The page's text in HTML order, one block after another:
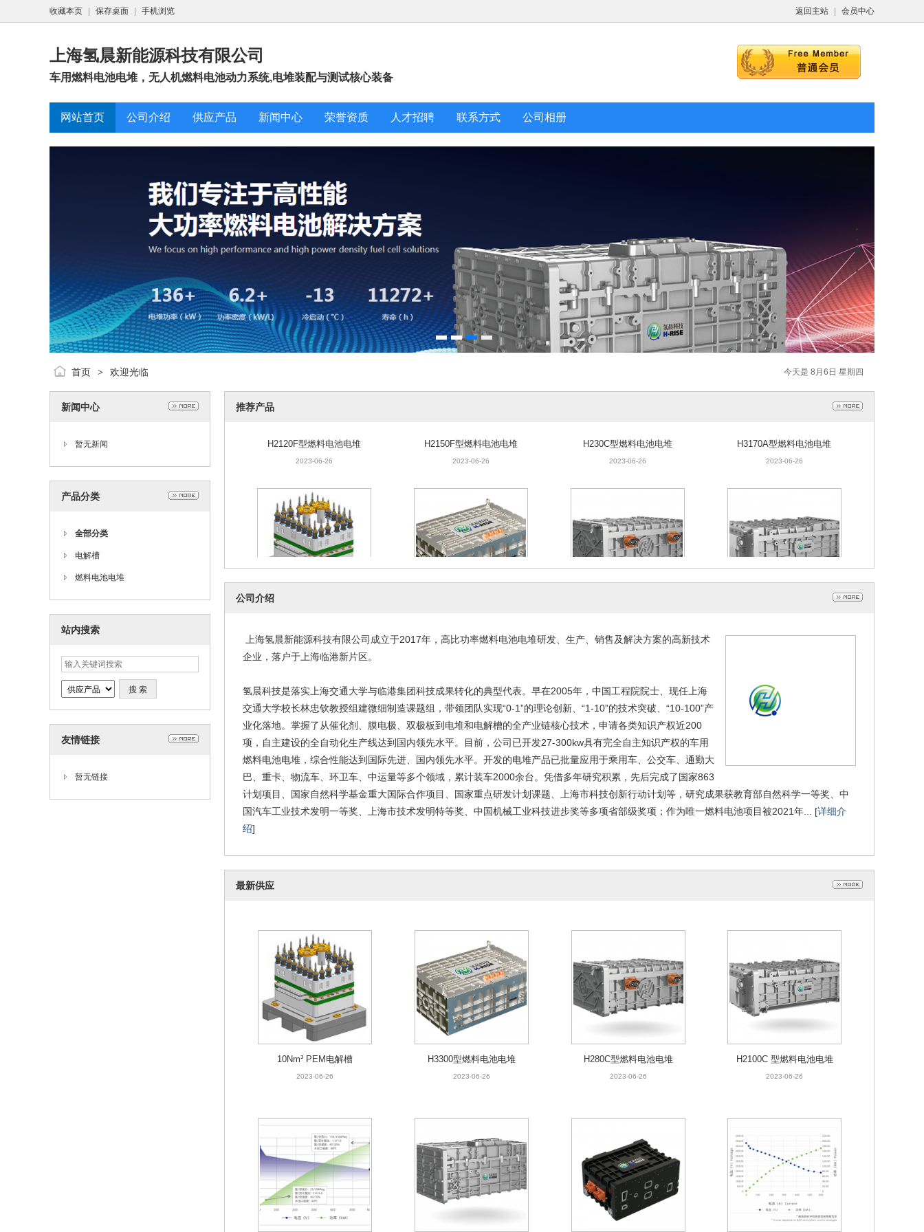
返回主站 会员中心
收藏本页 保存桌面 手机浏览
上海氢晨新能源科技有限公司
车用燃料电池电堆，无人机燃料电池动力系统,电堆装配与测试核心装备
网站首页 公司介绍 供应产品 新闻中心 荣誉资质 人才招聘 联系方式 公司相册
今天是 8月6日 星期四
首页 > 欢迎光临
新闻中心
暂无新闻
产品分类
全部分类
电解槽
燃料电池电堆
站内搜索
友情链接
暂无链接
推荐产品
2023-06-26
H3300型燃料电池电堆
2023-06-26
H280C型燃料电池电堆
2023-06-26
H2100C 型燃料电池电堆
2023-06-26
H2120F型燃料电池电堆
2023-06-26
H2150F型燃料电池电堆
2023-06-26
H230C型燃料电池电堆
2023-06-26
H3170A型燃料电池电堆
2023-06-26
2023-06-26 2023-06-26 2023-06-26 2023-06-26
H2120F型燃料电池电堆
2023-06-26
H2150F型燃料电池电堆
2023-06-26
H230C型燃料电池电堆
2023-06-26
H3170A型燃料电池电堆
2023-06-26
公司介绍
上海氢晨新能源科技有限公司成立于2017年，高比功率燃料电池电堆研发、生产、销售及解决方案的高新技术
企业，落户于上海临港新片区。
氢晨科技是落实上海交通大学与临港集团科技成果转化的典型代表。早在2005年，中国工程院院士、现任上海
交通大学校长林忠钦教授组建微细制造课题组，带领团队实现“0-1”的理论创新、“1-10”的技术突破、“10-100”产
业化落地。掌握了从催化剂、膜电极、双极板到电堆和电解槽的全产业链核心技术，申请各类知识产权近200
项，自主建设的全自动化生产线达到国内领先水平。目前，公司已开发27-300kw具有完全自主知识产权的车用
燃料电池电堆，综合性能达到国际先进、国内领先水平。开发的电堆产品已批量应用于乘用车、公交车、通勤大
巴、重卡、物流车、环卫车、中运量等多个领域，累计装车2000余台。凭借多年研究积累，先后完成了国家863
计划项目、国家自然科学基金重大国际合作项目、国家重点研发计划课题、上海市科技创新行动计划等，研究成果获教育部自然科学一等奖、中
国汽车工业技术发明一等奖、上海市技术发明特等奖、中国机械工业科技进步奖等多项省部级奖项；作为唯一燃料电池项目被2021年... [详细介
绍]
最新供应
10Nm³ PEM电解槽
2023-06-26
H3300型燃料电池电堆
2023-06-26
H280C型燃料电池电堆
2023-06-26
H2100C 型燃料电池电堆
2023-06-26